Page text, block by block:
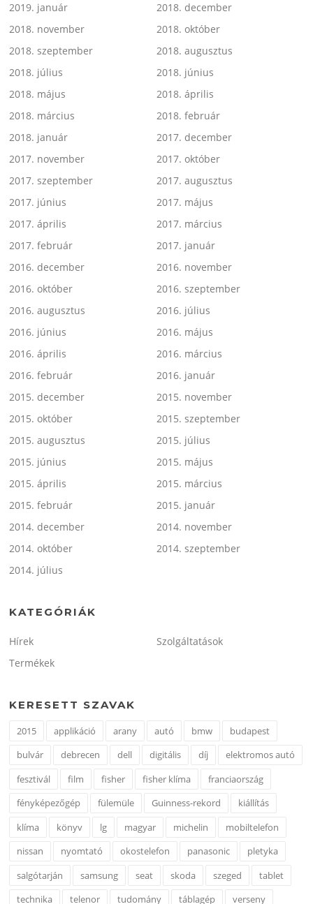
2019. január
2018. december
2018. november
2018. október
2018. szeptember
2018. augusztus
2018. július
2018. június
2018. május
2018. április
2018. március
2018. február
2018. január
2017. december
2017. november
2017. október
2017. szeptember
2017. augusztus
2017. június
2017. május
2017. április
2017. március
2017. február
2017. január
2016. december
2016. november
2016. október
2016. szeptember
2016. augusztus
2016. július
2016. június
2016. május
2016. április
2016. március
2016. február
2016. január
2015. december
2015. november
2015. október
2015. szeptember
2015. augusztus
2015. július
2015. június
2015. május
2015. április
2015. március
2015. február
2015. január
2014. december
2014. november
2014. október
2014. szeptember
2014. július
KATEGÓRIÁK
Hírek
Szolgáltatások
Termékek
KERESETT SZAVAK
2015 applikáció arany autó bmw
budapest
bulvár
debrecen dell digitális díj
elektromos autó
fesztivál
film fisher fisher klíma
franciaország
fényképezőgép
fülemüle Guinness-rekord
kiállítás
klíma
könyv lg magyar michelin
mobiltelefon
nissan
nyomtató okostelefon panasonic
pletyka
salgótarján
samsung seat skoda szeged
tablet
technika
telenor tudomány táblagép verseny